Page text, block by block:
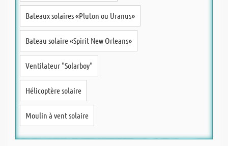
Bateaux solaires «Pluton ou Uranus»
Bateau solaire «Spirit New Orleans»
Ventilateur "Solarboy"
Hélicoptère solaire
Moulin à vent solaire